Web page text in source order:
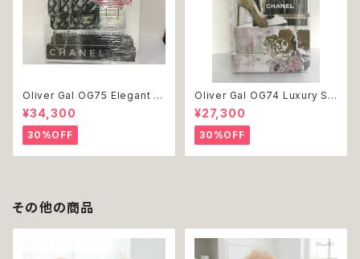
Oliver Gal OG75 Elegant E
ssentials Paris 絵 アート イ
ンテリア お祝い 贈り物 プレゼ
ント 結婚 新築 開店 周年 バー
スデイ 誕生日 ご褒美
¥34,300
30%OFF
Oliver Gal OG74 Luxury St
acked Shoes Rose Giftbo
x 絵 アート インテリア お祝い
贈り物 プレゼント 結婚 新築 開
店 周年 バースデイ 誕生日 ご褒
美
¥27,300
30%OFF
その他の商品